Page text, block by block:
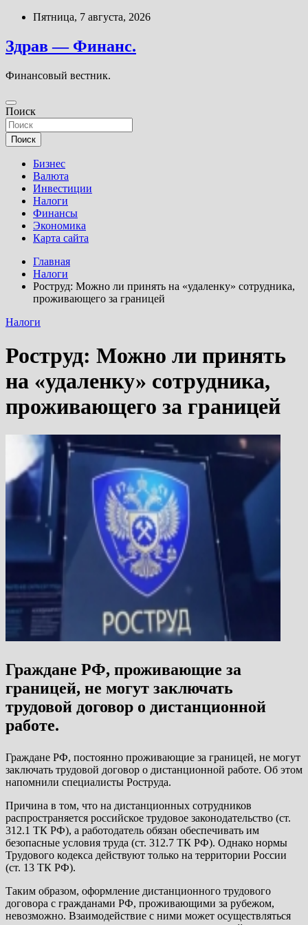
Перейти
содержимому
Пятница, 7 августа, 2026
Здрав — Финанс.
Финансовый вестник.
Поиск
Поиск
Бизнес
Валюта
Инвестиции
Налоги
Финансы
Экономика
Карта сайта
Главная
Налоги
Роструд: Можно ли принять на «удаленку» сотрудника,
проживающего за границей
Налоги
Роструд: Можно ли принять
на «удаленку» сотрудника,
проживающего за границей
Граждане РФ, проживающие за
границей, не могут заключать
трудовой договор о дистанционной
работе.
Граждане РФ, постоянно проживающие за границей, не могут
заключать трудовой договор о дистанционной работе. Об этом
напомнили специалисты Роструда.
Причина в том, что на дистанционных сотрудников
распространяется российское трудовое законодательство (ст.
312.1 ТК РФ), а работодатель обязан обеспечивать им
безопасные условия труда (ст. 312.7 ТК РФ). Однако нормы
Трудового кодекса действуют только на территории России
(ст. 13 ТК РФ).
Таким образом, оформление дистанционного трудового
договора с гражданами РФ, проживающими за рубежом,
невозможно. Взаимодействие с ними может осуществляться